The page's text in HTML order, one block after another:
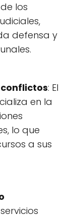
los
defensa y
: El
en la
lo que
a sus